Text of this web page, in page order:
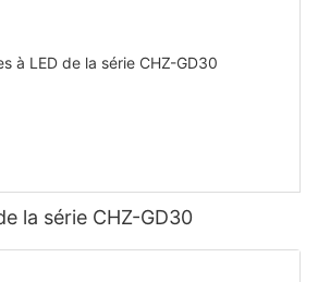
la série CHZ-GD30